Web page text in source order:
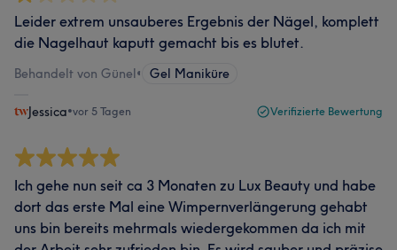
Leider extrem unsauberes Ergebnis der Nägel, komplett
die Nagelhaut kaputt gemacht bis es blutet.
Behandelt von Günel• Gel Maniküre
Jessica•vor 5 Tagen Verifizierte Bewertung
Ich gehe nun seit ca 3 Monaten zu Lux Beauty und habe
dort das erste Mal eine Wimpernverlängerung gehabt
uns bin bereits mehrmals wiedergekommen da ich mit